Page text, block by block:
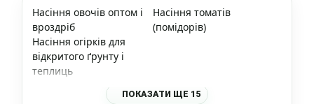
Насіння овочів оптом і
вроздріб
Насіння томатів
(помідорів)
Насіння огірків для
відкритого ґрунту і
теплиць
ПОКАЗАТИ ЩЕ 15